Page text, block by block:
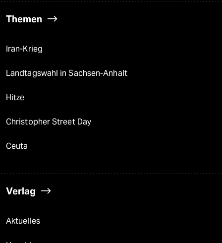
Themen
Iran-Krieg
Landtagswahl in Sachsen-Anhalt
Hitze
Christopher Street Day
Ceuta
Verlag
Aktuelles